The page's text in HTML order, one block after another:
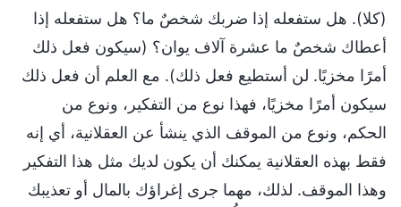
(كلا). هل ستفعله إذا ضربك شخصٌ ما؟ هل ستفعله إذا
أعطاك شخصٌ ما عشرة آلاف يوان؟ (سيكون فعل ذلك
أمرًا مخزيًا. لن أستطيع فعل ذلك). مع العلم أن فعل ذلك
سيكون أمرًا مخزيًا، فهذا نوع من التفكير، ونوع من
الحكم، ونوع من الموقف الذي ينشأ عن العقلانية، أي إنه
فقط بهذه العقلانية يمكنك أن يكون لديك مثل هذا التفكير
وهذا الموقف. لذلك، مهما جرى إغراؤك بالمال أو تعذيبك